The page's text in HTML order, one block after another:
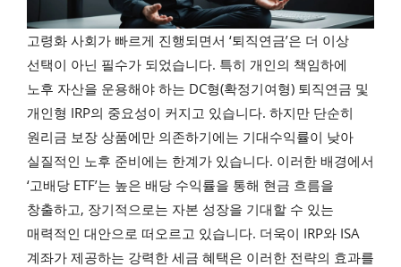
고령화 사회가 빠르게 진행되면서 ‘퇴직연금’은 더 이상
선택이 아닌 필수가 되었습니다. 특히 개인의 책임하에
노후 자산을 운용해야 하는 DC형(확정기여형) 퇴직연금 및
개인형 IRP의 중요성이 커지고 있습니다. 하지만 단순히
원리금 보장 상품에만 의존하기에는 기대수익률이 낮아
실질적인 노후 준비에는 한계가 있습니다. 이러한 배경에서
‘고배당 ETF’는 높은 배당 수익률을 통해 현금 흐름을
창출하고, 장기적으로는 자본 성장을 기대할 수 있는
매력적인 대안으로 떠오르고 있습니다. 더욱이 IRP와 ISA
계좌가 제공하는 강력한 세금 혜택은 이러한 전략의 효과를